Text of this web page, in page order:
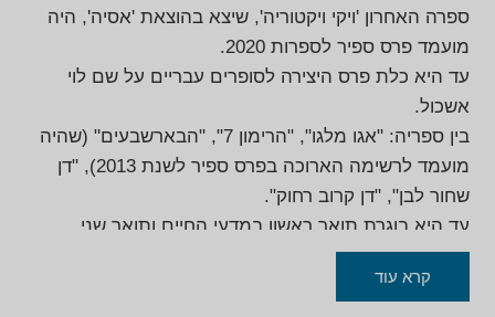
ספרה האחרון 'ויקי ויקטוריה', שיצא בהוצאת 'אסיה', היה
מועמד פרס ספיר לספרות 2020.
עד היא כלת פרס היצירה לסופרים עבריים על שם לוי
אשכול.
בין ספריה: "אגו מלגו", "הרימון 7", "הבארשבעים" (שהיה
מועמד לרשימה הארוכה בפרס ספיר לשנת 2013), "דן
שחור לבן", "דן קרוב רחוק".
עד היא בוגרת תואר ראשון במדעי החיים ותואר שני
בהיסטוריה ופילוסופיה של המדעים והרעיונות
באוניברסיטת תל אביב.
קרא עוד